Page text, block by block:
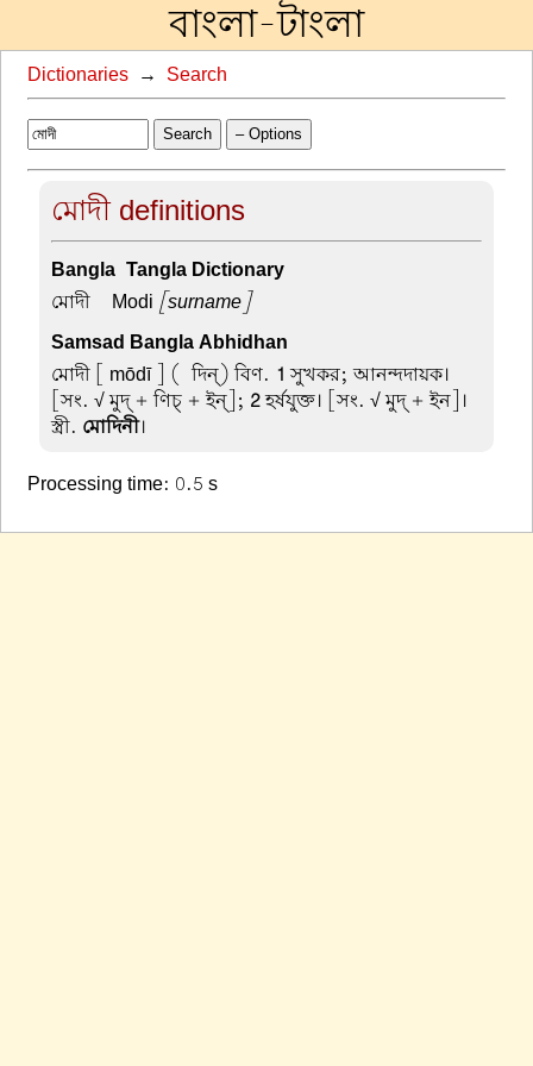
বাংলা-টাংলা
Dictionaries → Search
Search – Options
মোদী definitions
Bangla-Tangla Dictionary
মোদী – Modi [surname]
Samsad Bangla Abhidhan
মোদী [ mōdī ] (-দিন্) বিণ. 1 সুখকর; আনন্দদায়ক।
[সং. √ মুদ্ + ণিচ্ + ইন্]; 2হর্ষযুক্ত। [সং. √ মুদ্ + ইন]।
স্ত্রী. মোদিনী।
Processing time: 0.5 s